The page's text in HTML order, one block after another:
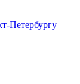
Петербургу